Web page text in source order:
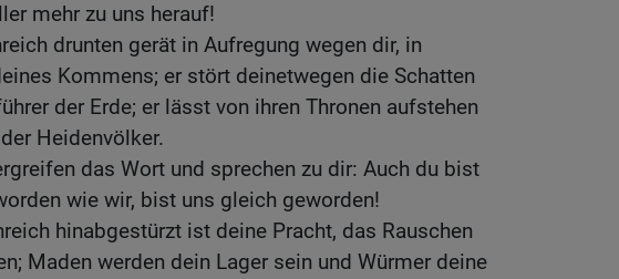
mehr zu uns herauf!
drunten gerät in Aufregung wegen dir, in
Kommens; er stört deinetwegen die Schatten
der Erde; er lässt von ihren Thronen aufstehen
Heidenvölker.
das Wort und sprechen zu dir: Auch du bist
wie wir, bist uns gleich geworden!
hinabgestürzt ist deine Pracht, das Rauschen
Maden werden dein Lager sein und Würmer deine